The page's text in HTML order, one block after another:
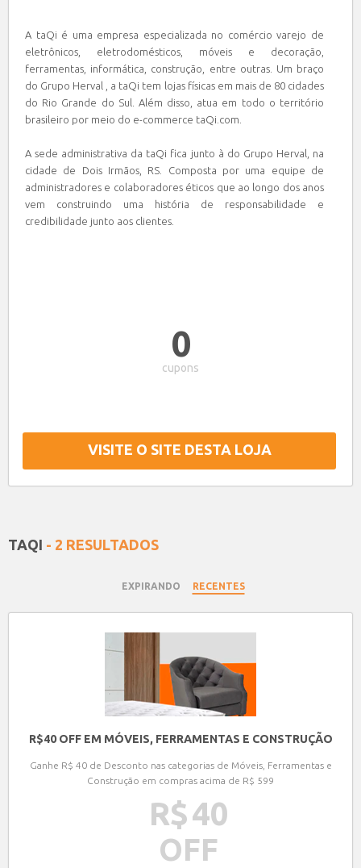
A taQi é uma empresa especializada no comércio varejo de
eletrônicos, eletrodomésticos, móveis e decoração,
ferramentas, informática, construção, entre outras. Um braço
do Grupo Herval , a taQi tem lojas físicas em mais de 80 cidades
do Rio Grande do Sul. Além disso, atua em todo o território
brasileiro por meio do e-commerce taQi.com.
A sede administrativa da taQi fica junto à do Grupo Herval, na
cidade de Dois Irmãos, RS. Composta por uma equipe de
administradores e colaboradores éticos que ao longo dos anos
vem construindo uma história de responsabilidade e
credibilidade junto aos clientes.
0
cupons
VISITE O SITE DESTA LOJA
TAQI - 2 RESULTADOS
EXPIRANDO RECENTES
R$40 OFF EM MÓVEIS, FERRAMENTAS E CONSTRUÇÃO
Ganhe R$ 40 de Desconto nas categorias de Móveis, Ferramentas e
Construção em compras acima de R$ 599
R$40
OFF